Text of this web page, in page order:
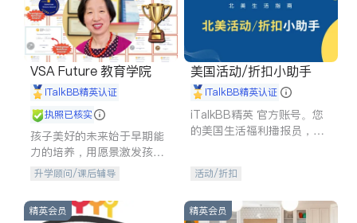
VSA Future 教育学院
iTalkBB精英认证
执照已核实
孩子美好的未来始于早期能
力的培养，用愿景激发孩子
的学习潜力和动力。理念：
石。
升学顾问/课后辅导
美国活动/折扣小助手
iTalkBB精英认证
iTalkBB精英 官方账号。您
的美国生活福利播报员，精
专属福利。
活动/折扣
精英会员 精英会员